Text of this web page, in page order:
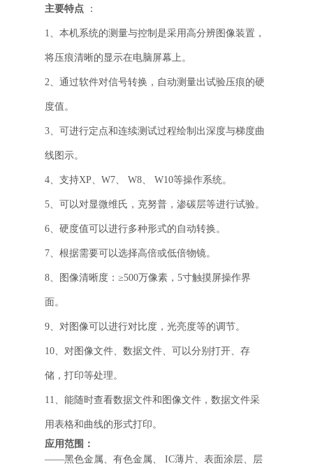
主要特点 ：
1、本机系统的测量与控制是采用高分辨图像装置，
将压痕清晰的显示在电脑屏幕上。
2、通过软件对信号转换，自动测量出试验压痕的硬
度值。
3、可进行定点和连续测试过程绘制出深度与梯度曲
线图示。
4、支持XP、W7、 W8、 W10等操作系统。
5、可以对显微维氏，克努普，渗碳层等进行试验。
6、硬度值可以进行多种形式的自动转换。
7、根据需要可以选择高倍或低倍物镜。
8、图像清晰度：≥500万像素，5寸触摸屏操作界
面。
9、对图像可以进行对比度，光亮度等的调节。
10、对图像文件、数据文件、可以分别打开、存
储，打印等处理。
11、能随时查看数据文件和图像文件，数据文件采
用表格和曲线的形式打印。
应用范围 ：
——黑色金属、有色金属、 IC薄片、表面涂层、层